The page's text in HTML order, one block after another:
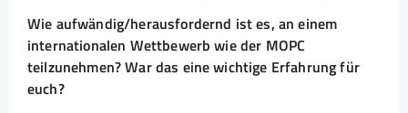
Wie aufwändig/herausfordernd ist es, an einem
internationalen Wettbewerb wie der MOPC
teilzunehmen? War das eine wichtige Erfahrung für
euch?